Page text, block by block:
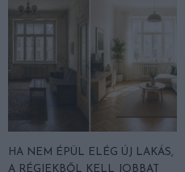
HA NEM ÉPÜL ELÉG ÚJ LAKÁS,
A RÉGIEKBŐL KELL JOBBAT